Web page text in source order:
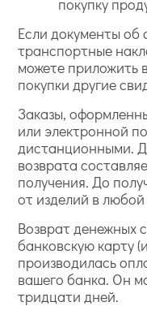
покупку
Если документы об
транспортные
можете приложить
покупки другие
Заказы,
или электронной
дистанционными.
возврата
получения. До
от изделий в
Возврат денежных
банковскую карту
производилась
вашего банка. Он
тридцати дней.